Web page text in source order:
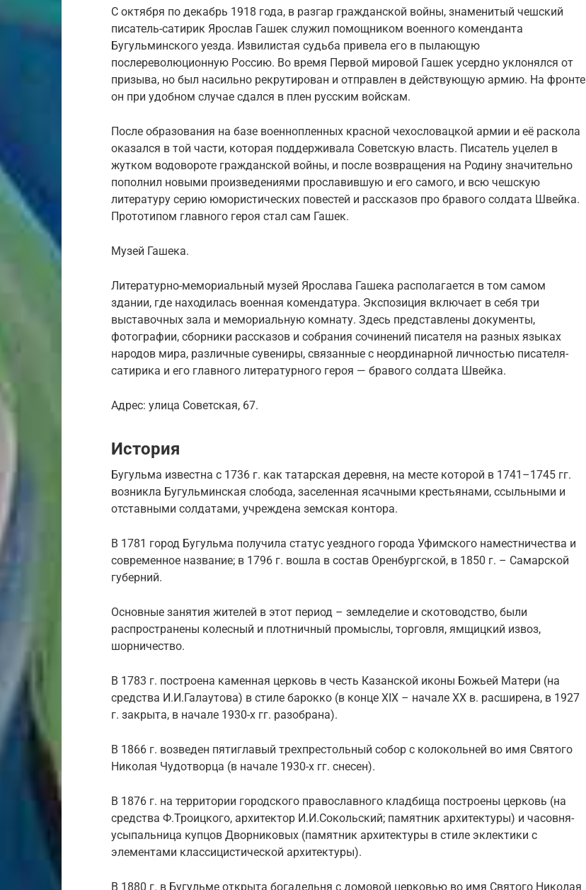
С октября по декабрь 1918 года, в разгар гражданской войны, знаменитый чешский
писатель-сатирик Ярослав Гашек служил помощником военного коменданта
Бугульминского уезда. Извилистая судьба привела его в пылающую
послереволюционную Россию. Во время Первой мировой Гашек усердно уклонялся от
призыва, но был насильно рекрутирован и отправлен в действующую армию. На фронте
он при удобном случае сдался в плен русским войскам.
После образования на базе военнопленных красной чехословацкой армии и её раскола
оказался в той части, которая поддерживала Советскую власть. Писатель уцелел в
жутком водовороте гражданской войны, и после возвращения на Родину значительно
пополнил новыми произведениями прославившую и его самого, и всю чешскую
литературу серию юмористических повестей и рассказов про бравого солдата Швейка.
Прототипом главного героя стал сам Гашек.
Музей Гашека.
Литературно-мемориальный музей Ярослава Гашека располагается в том самом
здании, где находилась военная комендатура. Экспозиция включает в себя три
выставочных зала и мемориальную комнату. Здесь представлены документы,
фотографии, сборники рассказов и собрания сочинений писателя на разных языках
народов мира, различные сувениры, связанные с неординарной личностью писателя-
сатирика и его главного литературного героя — бравого солдата Швейка.
Адрес: улица Советская, 67.
История
Бугульма известна с 1736 г. как татарская деревня, на месте которой в 1741–1745 гг.
возникла Бугульминская слобода, заселенная ясачными крестьянами, ссыльными и
отставными солдатами, учреждена земская контора.
В 1781 город Бугульма получила статус уездного города Уфимского наместничества и
современное название; в 1796 г. вошла в состав Оренбургской, в 1850 г. – Самарской
губерний.
Основные занятия жителей в этот период – земледелие и скотоводство, были
распространены колесный и плотничный промыслы, торговля, ямщицкий извоз,
шорничество.
В 1783 г. построена каменная церковь в честь Казанской иконы Божьей Матери (на
средства И.И.Галаутова) в стиле барокко (в конце XIX – начале ХХ в. расширена, в 1927
г. закрыта, в начале 1930-х гг. разобрана).
В 1866 г. возведен пятиглавый трехпрестольный собор с колокольней во имя Святого
Николая Чудотворца (в начале 1930-х гг. снесен).
В 1876 г. на территории городского православного кладбища построены церковь (на
средства Ф.Троицкого, архитектор И.И.Сокольский; памятник архитектуры) и часовня-
усыпальница купцов Дворниковых (памятник архитектуры в стиле эклектики с
элементами классицистической архитектуры).
В 1880 г. в Бугульме открыта богадельня с домовой церковью во имя Святого Николая